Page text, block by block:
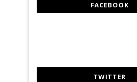
FACEBOOK
TWITTER